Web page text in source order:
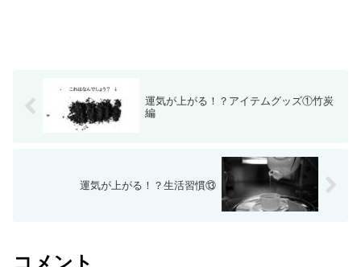
運気が上がる！？アイテムグッズ①竹炭
編
運気が上がる！？生活習慣⑬